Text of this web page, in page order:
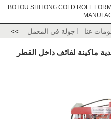
BOTOU SHITONG COLD
جولة في المعمل >>
لفائف داخل القطر